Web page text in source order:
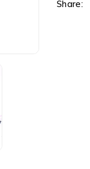
Share: